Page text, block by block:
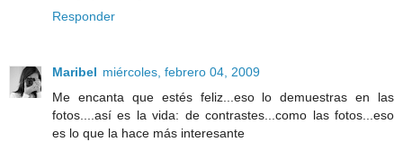
Responder
Maribel miércoles, febrero 04, 2009
Me encanta que estés feliz...eso lo demuestras en las
fotos....así es la vida: de contrastes...como las fotos...eso
es lo que la hace más interesante